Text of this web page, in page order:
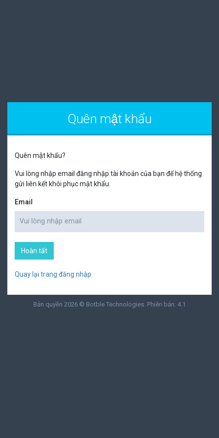
Quên mật khẩu
Quên mật khẩu?
Vui lòng nhập email đăng nhập tài khoản của bạn để hệ thống
gửi liên kết khôi phục mật khẩu.
Email
Hoàn tất
Quay lại trang đăng nhập
Bản quyền 2026 © Botble Technologies. Phiên bản: 4.1